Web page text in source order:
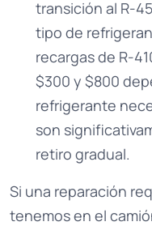
transición al R-
tipo de
recargas de R-
$300 y $800
refrigerante
son
retiro gradual.
Si una reparación
tenemos en el